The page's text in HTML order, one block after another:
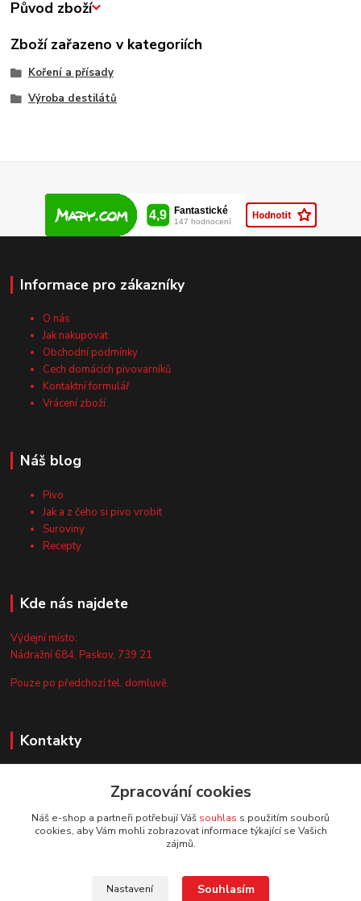
Původ zboží
Zboží zařazeno v kategoriích
Koření a přísady
Výroba destilátů
Informace pro zákazníky
O nás
Jak nakupovat
Obchodní podmínky
Cech domácích pivovarníků
Kontaktní formulář
Vrácení zboží
Náš blog
Pivo
Jak a z čeho si pivo vrobit
Suroviny
Recepty
Kde nás najdete
Výdejní místo:
Nádražní 684, Paskov, 739 21
Pouze po předchozí tel. domluvě.
Kontakty
+420 735 044 675
info@vyrobtesipivo.cz
Zpracování cookies
Náš e-shop a partneři potřebují Váš souhlas s použitím souborů
cookies, aby Vám mohli zobrazovat informace týkající se Vašich
zájmů.
Nastavení Souhlasím